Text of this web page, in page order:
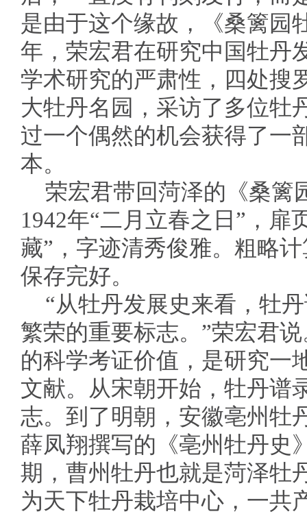
是由于这个缘故，《桑篱园
年，荣宏君在研究中国牡丹
学术研究的严肃性，四处搜
大牡丹名园，采访了多位牡
过一个偶然的机会获得了一
本。
荣宏君带回菏泽的《桑篱
1942年“二月立春之日”，扉
藏”，字迹清秀俊雅。粗略
保存完好。
“从牡丹发展史来看，牡
繁荣的重要标志。”荣宏君
的科学考证价值，是研究一
文献。从宋朝开始，牡丹谱
志。到了明朝，安徽亳州牡
薛凤翔撰写的《亳州牡丹史
期，曹州牡丹也就是菏泽牡
为天下牡丹栽培中心，一共